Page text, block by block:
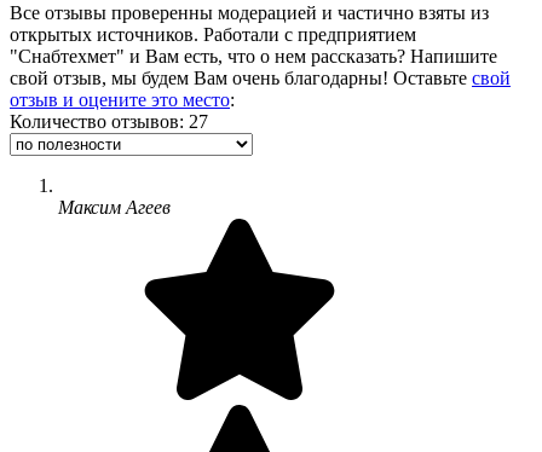
Все отзывы проверенны модерацией и частично взяты из
открытых источников. Работали с предприятием
"Снабтехмет" и Вам есть, что о нем рассказать? Напишите
свой отзыв, мы будем Вам очень благодарны! Оставьте свой
отзыв и оцените это место:
Количество отзывов: 27
Максим Агеев